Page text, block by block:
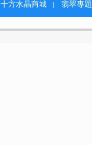
十方水晶商城 | 翡翠專題